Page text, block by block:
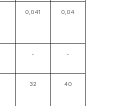
0,041 0,04
- -
32 40